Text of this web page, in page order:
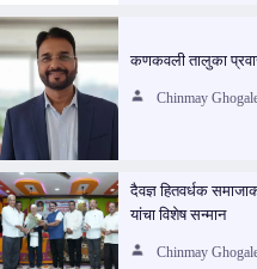
कणकवली तालुका
Chinmay
दैवज्ञ हितवर्धक
यांचा विशेष सन्मान
Chinmay